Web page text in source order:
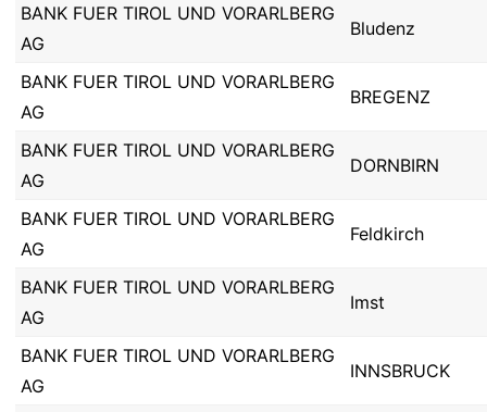
BANK FUER TIROL UND VORARLBERG
AG
Bludenz
BANK FUER TIROL UND VORARLBERG
AG
BREGENZ
BANK FUER TIROL UND VORARLBERG
AG
DORNBIRN
BANK FUER TIROL UND VORARLBERG
AG
Feldkirch
BANK FUER TIROL UND VORARLBERG
AG
Imst
BANK FUER TIROL UND VORARLBERG
AG
INNSBRUCK